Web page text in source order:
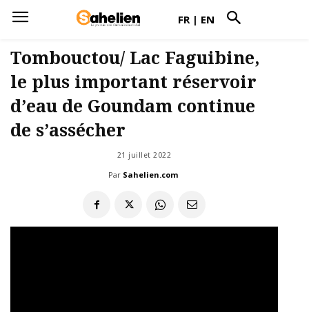
FR | EN
Tombouctou/ Lac Faguibine,
le plus important réservoir
d’eau de Goundam continue
de s’assécher
21 juillet 2022
Par Sahelien.com